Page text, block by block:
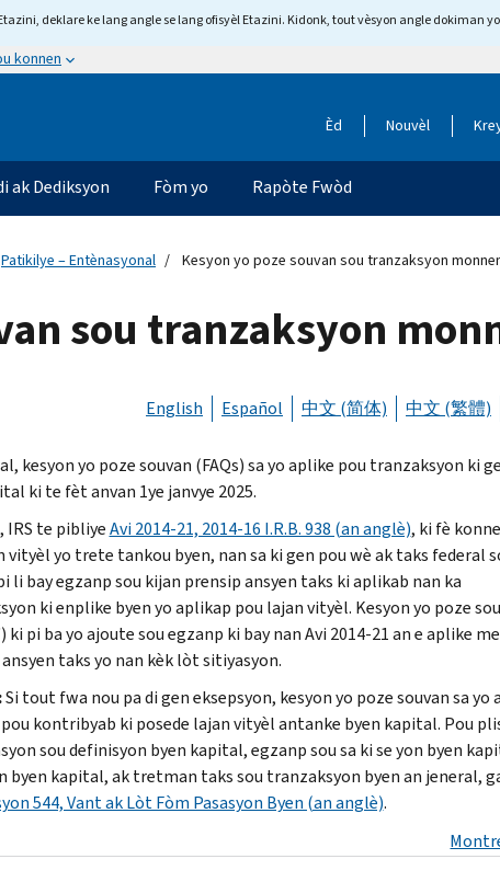
deklare ke lang angle se lang ofisyèl Etazini. Kidonk, tout vèsyon angle dokiman
konnen
Èd Nouvèl
ak Dediksyon Fòm yo Rapòte Fwòd
Patikilye – Entènasyonal Kesyon yo poze souvan sou tranzaksyon
sou tranzaksyon
English Español 中文 (简体) 中文 (繁體)
kesyon yo poze souvan (FAQs) sa yo aplike pou tranzaksyon ki
ki te fèt anvan 1ye janvye 2025.
IRS te pibliyeAvi 2014-21, 2014-16 I.R.B. 938 (an anglè), ki fè
vityèl yo trete tankou byen, nan sa ki gen pou wè ak taks federal
li bay egzanp sou kijan prensip ansyen taks ki aplikab nan ka
ki enplike byen yo aplikap pou lajan vityèl. Kesyon yo poze
ki pi ba yo ajoute sou egzanp ki bay nan Avi 2014-21 an e aplike
taks yo nan kèk lòt sitiyasyon.
Si tout fwa nou pa di gen eksepsyon, kesyon yo poze souvan sa yo
kontribyab ki posede lajan vityèl antanke byen kapital. Pou
sou definisyon byen kapital, egzanp sou sa ki se yon byen
byen kapital, ak tretman taks sou tranzaksyon byen an jeneral,
544, Vant ak Lòt Fòm Pasasyon Byen (an anglè).